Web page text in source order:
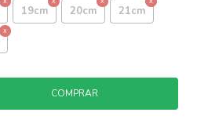
19cm 20cm 21cm